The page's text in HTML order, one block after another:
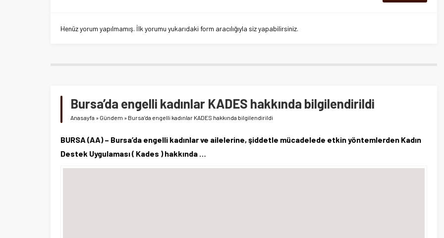
Henüz yorum yapılmamış. İlk yorumu yukarıdaki form aracılığıyla siz yapabilirsiniz.
Bursa’da engelli kadınlar KADES hakkında bilgilendirildi
Anasayfa » Gündem » Bursa’da engelli kadınlar KADES hakkında bilgilendirildi
BURSA (AA) – Bursa’da engelli kadınlar ve ailelerine, şiddetle mücadelede etkin yöntemlerden Kadın
Destek Uygulaması ( Kades ) hakkında …